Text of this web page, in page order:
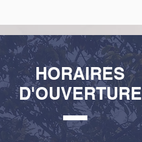
HORAIRES
D'OUVERTURE